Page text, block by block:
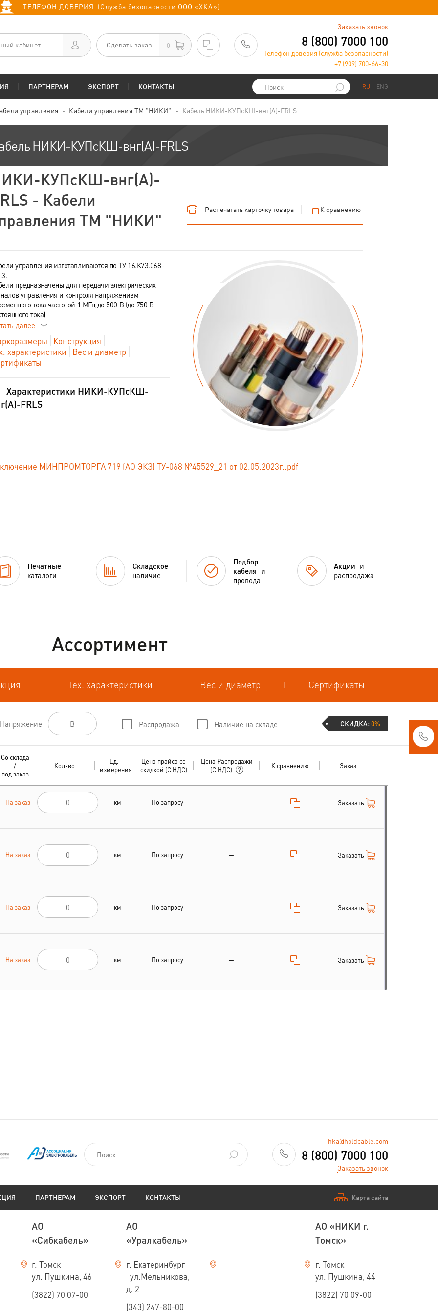
ТЕЛЕФОН ДОВЕРИЯ (Служба безопасности ООО «ХКА»)
кабинет Сделать заказ 0
Заказать звонок
8 (800) 7000 100
Телефон доверия (служба безопасности)
+7 (909) 700-66-30
ПАРТНЕРАМ ЭКСПОРТ КОНТАКТЫ RU ENG
управления Кабели управления ТМ "НИКИ" Кабель НИКИ-КУПсКШ-внг(А)-FRLS
НИКИ-КУПсКШ-внг(А)-FRLS
КУПсКШ-внг(А)-
- Кабели
ТМ "НИКИ"
Распечатать карточку товара К сравнению
управления изготавливаются по ТУ 16.К73.068-
предназначены для передачи электрических
управления и контроля напряжением
тока частотой 1 МГц до 500 В (до 750 В
тока)
далее
Конструкция
характеристики
Вес и диаметр
Характеристики НИКИ-КУПсКШ-
FRLS
МИНПРОМТОРГА 719 (АО ЭКЗ) ТУ-068 №45529_21 от 02.05.2023г..pdf
Печатные
каталоги
Складское
наличие
Подбор
кабеля и
провода
Акции и
распродажа
Ассортимент
Тех. характеристики Вес и диаметр Сертификаты
Напряжение Распродажа Наличие на складе СКИДКА:0%
Со склада
/
под заказ
Кол-во
Ед.
измерения
Цена прайса со
скидкой (С НДС)
Цена Распродажи
(С НДС)
К сравнению Заказ
На заказ км По запросу — Заказать
На заказ км По запросу — Заказать
На заказ км По запросу — Заказать
На заказ км По запросу — Заказать
hka@holdcable.com
8 (800) 7000 100
Заказать звонок
ПАРТНЕРАМ ЭКСПОРТ КОНТАКТЫ Карта сайта
АО
«Сибкабель»
г. Томск
ул. Пушкина, 46
(3822) 70 07-00
АО
«Уралкабель»
г. Екатеринбург
ул.Мельникова,
д. 2
(343) 247-80-00
АО «НИКИ г.
Томск»
г. Томск
ул. Пушкина, 44
(3822) 70 09-00